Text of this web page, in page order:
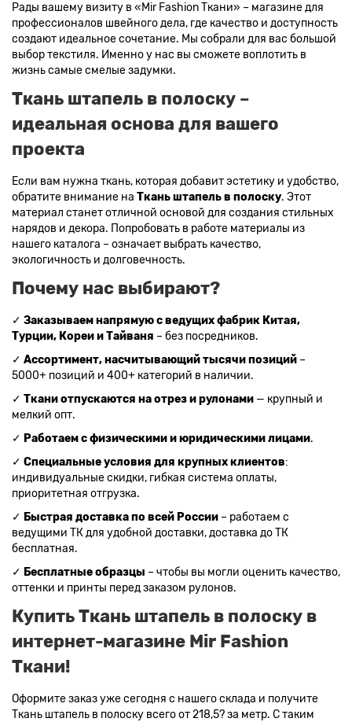
Рады вашему визиту в «Mir Fashion Ткани» – магазине для
профессионалов швейного дела, где качество и доступность
создают идеальное сочетание. Мы собрали для вас большой
выбор текстиля. Именно у нас вы сможете воплотить в
жизнь самые смелые задумки.
Ткань штапель в полоску –
идеальная основа для вашего
проекта
Если вам нужна ткань, которая добавит эстетику и удобство,
обратите внимание на Ткань штапель в полоску. Этот
материал станет отличной основой для создания стильных
нарядов и декора. Попробовать в работе материалы из
нашего каталога – означает выбрать качество,
экологичность и долговечность.
Почему нас выбирают?
✓ Заказываем напрямую с ведущих фабрик Китая,
Турции, Кореи и Тайваня – без посредников.
✓ Ассортимент, насчитывающий тысячи позиций –
5000+ позиций и 400+ категорий в наличии.
✓ Ткани отпускаются на отрез и рулонами — крупный и
мелкий опт.
✓ Работаем с физическими и юридическими лицами.
✓ Специальные условия для крупных клиентов:
индивидуальные скидки, гибкая система оплаты,
приоритетная отгрузка.
✓ Быстрая доставка по всей России – работаем с
ведущими ТК для удобной доставки, доставка до ТК
бесплатная.
✓ Бесплатные образцы – чтобы вы могли оценить качество,
оттенки и принты перед заказом рулонов.
Купить Ткань штапель в полоску в
интернет-магазине Mir Fashion
Ткани!
Оформите заказ уже сегодня с нашего склада и получите
Ткань штапель в полоску всего от 218,5? за метр. С таким